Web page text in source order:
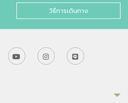
วิธีการเดินทาง